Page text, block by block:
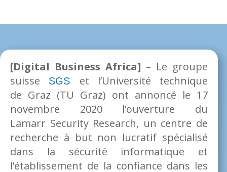
[Digital Business Africa] – Le groupe
suisse
SGS et l’Université technique
de Graz (TU Graz) ont annoncé le 17
novembre 2020 l’ouverture du
Lamarr Security Research, un centre de
recherche à but non lucratif spécialisé
dans la sécurité informatique et
l’établissement de la confiance dans les